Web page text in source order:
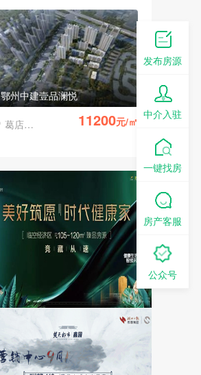
鄂州中建壹品澜悦
葛店经济开发区 11200元/㎡
发布房源
中介入驻
一键找房
房产客服
公众号